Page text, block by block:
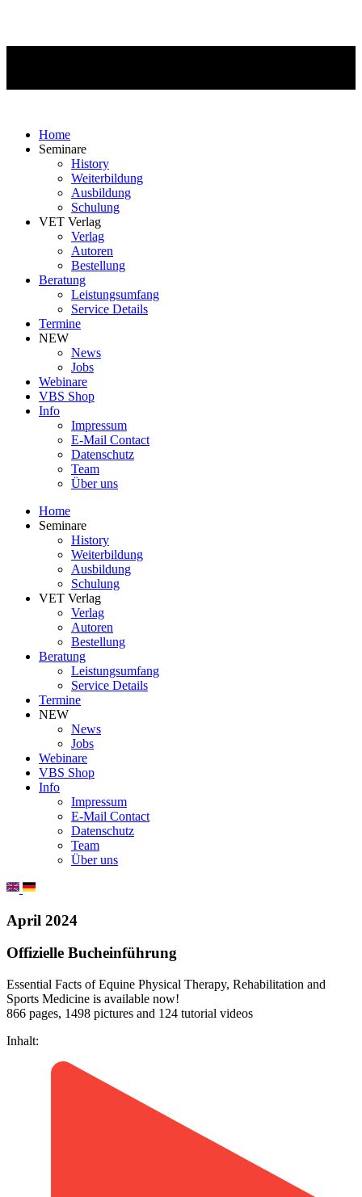
Home
Seminare
History
Weiterbildung
Ausbildung
Schulung
VET Verlag
Verlag
Autoren
Bestellung
Beratung
Leistungsumfang
Service Details
Termine
NEW
News
Jobs
Webinare
VBS Shop
Info
Impressum
E-Mail Contact
Datenschutz
Team
Über uns
Home
Seminare
History
Weiterbildung
Ausbildung
Schulung
VET Verlag
Verlag
Autoren
Bestellung
Beratung
Leistungsumfang
Service Details
Termine
NEW
News
Jobs
Webinare
VBS Shop
Info
Impressum
E-Mail Contact
Datenschutz
Team
Über uns
April 2024
Offizielle Bucheinführung
Essential Facts of Equine Physical Therapy, Rehabilitation and
Sports Medicine is available now!
866 pages, 1498 pictures and 124 tutorial videos
Inhalt: